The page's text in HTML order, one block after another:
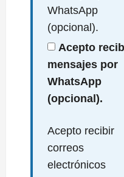
WhatsApp
(opcional).
Acepto
mensajes por
WhatsApp
(opcional).
Acepto recibir
correos
electrónicos